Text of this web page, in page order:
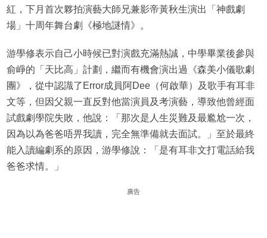
紅，下月首次夥拍演藝大師兄兼影帝黃秋生演出「神戲劇
場」十周年舞台劇《極地謎情》。
游學修表示自己小時候已對演戲充滿熱誠，中學畢業後參與
俞崢的「天比高」計劃，繼而有機會演出過《森美小儀歌劇
團》，從中認識了Error成員阿Dee（何啟華）及歌手有耳非
文等，但因父親一直反對他當演員及考演藝，導致他曾經面
試戲劇學院失敗，他說：「那次是人生災難及最尷尬一次，
因為以為爸爸唔畀我讀，完全無準備就去面試。」至於最終
能入讀編劇系的原因，游學修說：「是有耳非文打電話給我
爸爸求情。」
廣告